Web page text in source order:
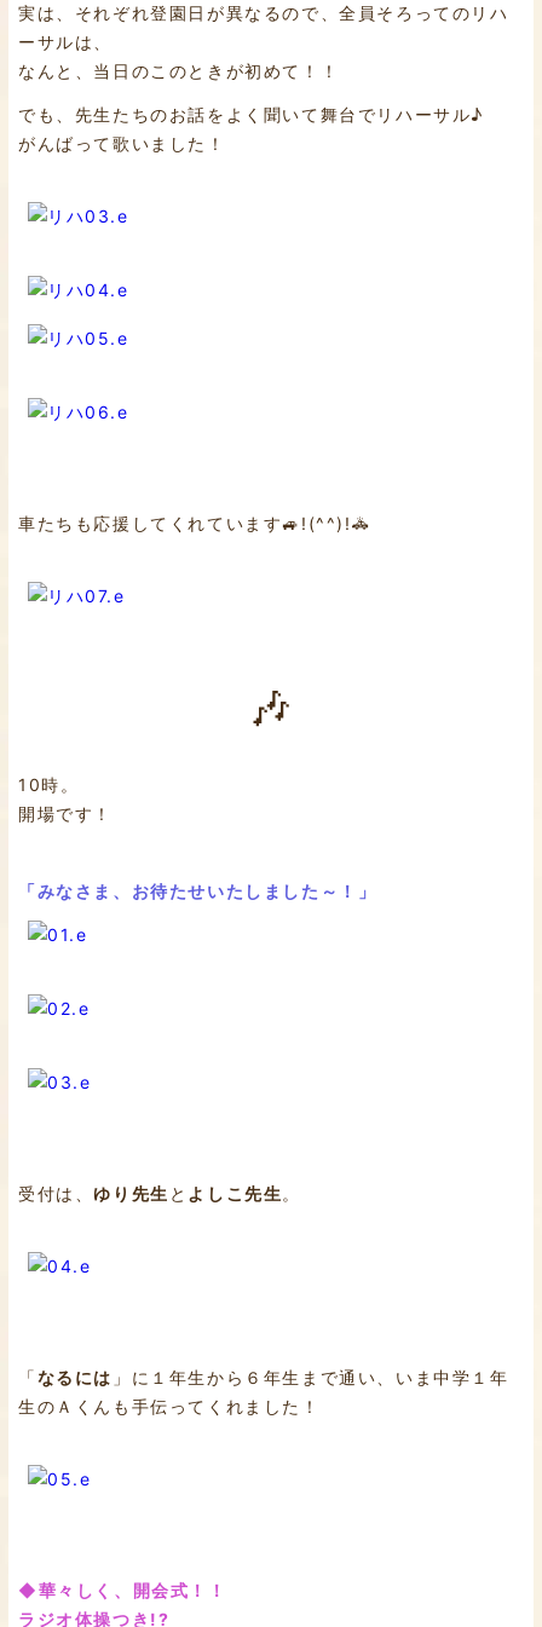
実は、それぞれ登園日が異なるので、全員そろってのリハ
ーサルは、
なんと、当日のこのときが初めて！！
でも、先生たちのお話をよく聞いて舞台でリハーサル♪
がんばって歌いました！
車たちも応援してくれています🚙!(^^)!🚓
🎶
10時。
開場です！
「みなさま、お待たせいたしました～！」
受付は、 ゆり先生 と よしこ先生 。
「なるには 」に１年生から６年生まで通い、いま中学１年
生のＡくんも手伝ってくれました！
◆華々しく、開会式！！
ラジオ体操つき!?